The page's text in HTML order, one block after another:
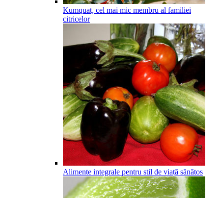
Kumquat, cel mai mic membru al familiei
citricelor
Alimente integrale pentru stil de viață sănătos